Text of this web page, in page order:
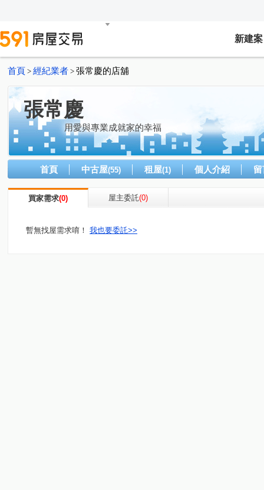
新建案
首頁 > 經紀業者 > 張常慶的店舖
張常慶
用愛與專業成就家的幸福
首頁 中古屋(55) 租屋(1) 個人介紹
買家需求(0) 屋主委託(0)
暫無找屋需求唷！ 我也要委託>>